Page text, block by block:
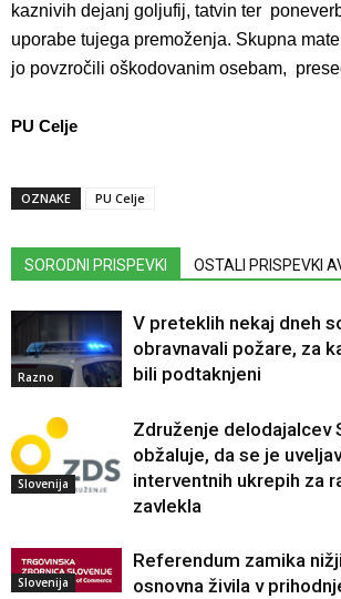
kaznivih dejanj goljufij, tatvin ter
uporabe tujega premoženja. Skupna
jo povzročili oškodovanim osebam,
PU Celje
OZNAKE PU Celje
SORODNI PRISPEVKI OSTALI PRISPEVKI
Razno
V preteklih nekaj dneh
obravnavali požare, za
bili podtaknjeni
Slovenija
Združenje delodajalcev
obžaluje, da se je
interventnih ukrepih za
zavlekla
Slovenija
Referendum zamika
osnovna živila v